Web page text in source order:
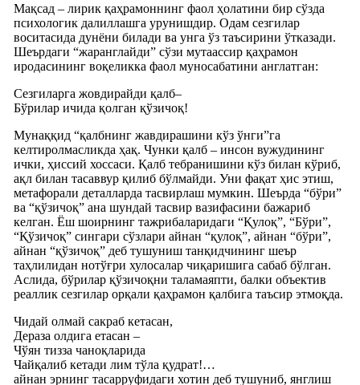
Мақсад – лирик қаҳрамоннинг фаол ҳолатини бир сўзда
психологик далиллашга урунишдир. Одам сезгилар
воситасида дунёни билади ва унга ўз таъсирини ўтказади.
Шеърдаги “жаранглайди” сўзи мутаассир қаҳрамон
иродасининг воқеликка фаол муносабатини англатган:
Сезгиларга жовдирайди қалб–
Бўрилар ичида қолган қўзичоқ!
Мунаққид “қалбнинг жавдирашини кўз ўнги”га
келтиролмасликда ҳақ. Чунки қалб – инсон вужудининг
ички, ҳиссий хоссаси. Қалб тебранишини кўз билан кўриб,
ақл билан тасаввур қилиб бўлмайди. Уни фақат ҳис этиш,
метафорали деталларда тасвирлаш мумкин. Шеърда “бўри”
ва “қўзичоқ” ана шундай тасвир вазифасини бажариб
келган. Ёш шоирнинг тажрибаларидаги “Қулоқ”, “Бўри”,
“Қўзичоқ” сингари сўзлари айнан “қулоқ”, айнан “бўри”,
айнан “қўзичоқ” деб тушуниш танқидчининг шеър
таҳлилидан нотўғри хулосалар чиқаришига сабаб бўлган.
Аслида, бўрилар қўзичоқни таламаяпти, балки объектив
реаллик сезгилар орқали қаҳрамон қалбига таъсир этмоқда.
Чидай олмай сакраб кетасан,
Дераза олдига етасан –
Чўян тизза чаноқларида
Чайқалиб кетади лим тўла қудрат!…
айнан эрнинг тасарруфидаги хотин деб тушуниб, янглиш